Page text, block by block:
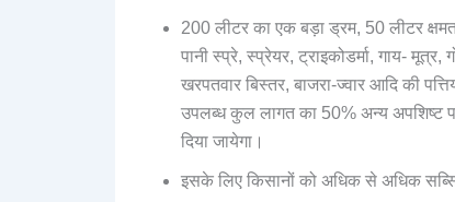
200 लीटर का एक बड़ा ड्रम, 50 लीटर
पानी स्प्रे, स्प्रेयर, ट्राइकोडर्मा, गाय-
खरपतवार बिस्तर, बाजरा-ज्वार आदि की
उपलब्ध कुल लागत का 50% अन्य अपशिष्ट
दिया जायेगा।
इसके लिए किसानों को अधिक से अधिक